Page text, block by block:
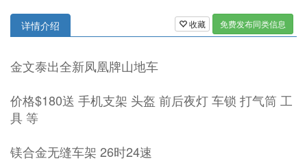
收藏 免费发布同类信息
详情介绍
金文泰出全新凤凰牌山地车
价格$180送 手机支架 头盔 前后夜灯 车锁 打气筒 工
具 等
镁合金无缝车架 26时24速